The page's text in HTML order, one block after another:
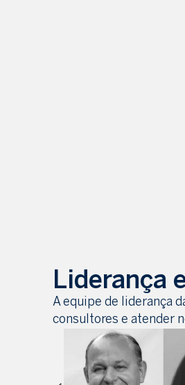
Liderança
A equipe de liderança
consultores e atender